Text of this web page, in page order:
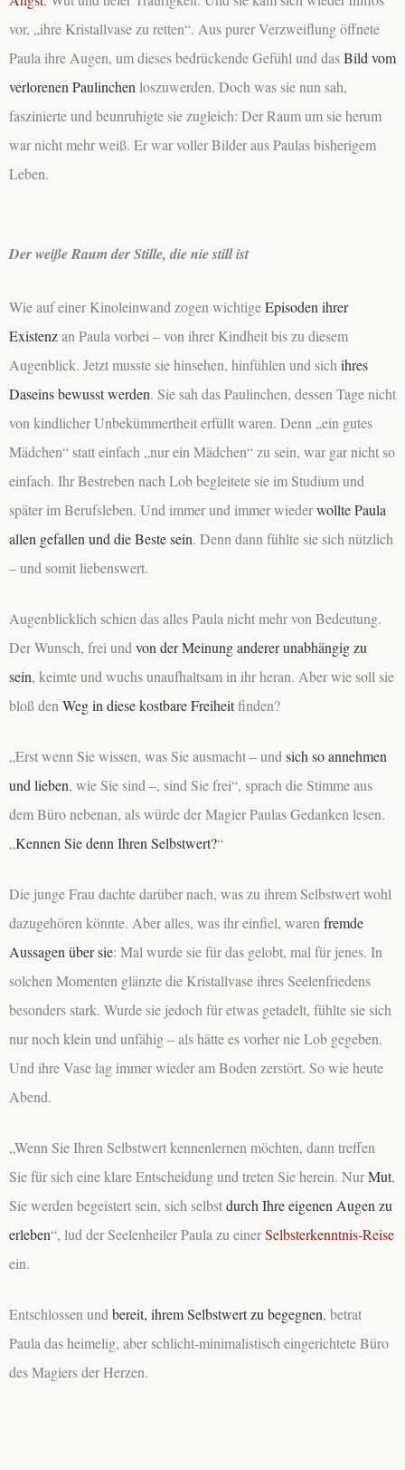
vor, „ihre Kristallvase zu retten“. Aus purer Verzweiflung öffnete
Paula ihre Augen, um dieses bedrückende Gefühl und dasBild vom
verlorenen Paulinchen loszuwerden. Doch was sie nun sah,
faszinierte und beunruhigte sie zugleich: Der Raum um sie herum
war nicht mehr weiß. Er war vollerBilder aus Paulas bisherigem
Leben.
Der weiße Raum der Stille, die nie still ist
Wie auf einer Kinoleinwand zogen wichtigeEpisoden ihrer
Existenzan Paula vorbei – von ihrer Kindheit bis zu diesem
Augenblick. Jetzt musste sie hinsehen, hinfühlen und sich ihres
Daseins bewusst werden. Sie sah das Paulinchen, dessen Tage nicht
von kindlicher Unbekümmertheit erfüllt waren. Denn „ein gutes
Mädchen“ statt einfach „nur ein Mädchen“ zu sein, war gar nicht so
einfach. Ihr Bestreben nach Lob begleitete sie im Studium und
später im Berufsleben. Und immer und immer wiederwollte Paula
allen gefallen und die Beste sein. Denn dann fühlte sie sich nützlich
– und somit liebenswert.
Augenblicklich schien das alles Paula nicht mehr von Bedeutung.
Der Wunsch, frei und von der Meinung anderer unabhängig zu
sein, keimte und wuchs unaufhaltsam in ihr heran. Aber wie soll sie
bloß den Weg in diese kostbare Freiheitfinden?
„Erst wenn Sie wissen, was Sie ausmacht – und sich so annehmen
und lieben, wie Sie sind –, sind Sie frei“, sprach die Stimme aus
dem Büro nebenan, als würde der Magier Paulas Gedanken lesen.
„Kennen Sie denn Ihren Selbstwert?“
Die junge Frau dachte darüber nach, was zu ihrem Selbstwert wohl
dazugehören könnte. Aber alles, was ihr einfiel, waren fremde
Aussagen über sie: Mal wurde sie für das gelobt, mal für jenes. In
solchen Momenten glänzte die Kristallvase ihres Seelenfriedens
besonders stark. Wurde sie jedoch für etwas getadelt, fühlte sie sich
nur noch klein und unfähig – als hätte es vorher nie Lob gegeben.
Und ihre Vase lag immer wieder am Boden zerstört. So wie heute
Abend.
„Wenn Sie Ihren Selbstwert kennenlernen möchten, dann treffen
Sie für sich eine klare Entscheidung und treten Sie herein. NurMut,
Sie werden begeistert sein, sich selbstdurch Ihre eigenen Augen zu
erleben“, lud der Seelenheiler Paula zu einerSelbsterkenntnis-Reise
ein.
Entschlossen und bereit, ihrem Selbstwert zu begegnen, betrat
Paula das heimelig, aber schlicht-minimalistisch eingerichtete Büro
des Magiers der Herzen.